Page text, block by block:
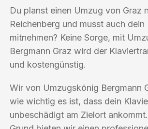
Du planst einen Umzug von Graz
Reichenberg und musst auch dein
mitnehmen? Keine Sorge, mit
Bergmann Graz wird der
und kostengünstig.
Wir von Umzugskönig Bergmann
wie wichtig es ist, dass dein
unbeschädigt am Zielort